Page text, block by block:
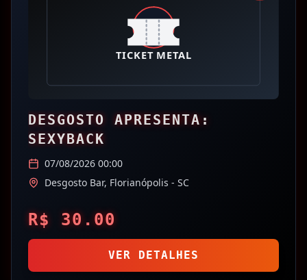
DESGOSTO APRESENTA:
SEXYBACK
07/08/2026 00:00
Desgosto Bar, Florianópolis - SC
R$ 30.00
VER DETALHES